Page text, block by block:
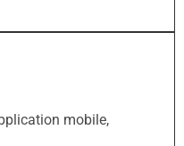
mobile,